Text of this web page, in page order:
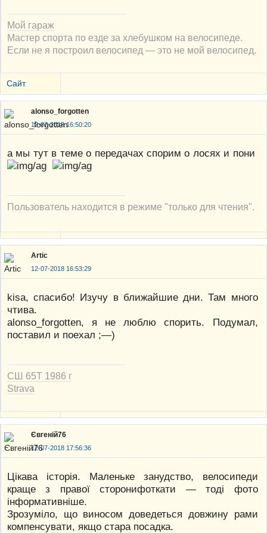
Мой гараж
Мастер спорта по езде за хлебушком на велосипеде.
Если не я построил велосипед — это не мой велосипед.
Сайт
alonso_forgotten
12-07-2018 16:50:20
а мы тут в теме о передачах спорим о лосях и пони
Пользователь находится в режиме "только для чтения".
Artic
12-07-2018 16:53:29
kisa, спасибо! Изучу в ближайшие дни. Там много
чтива.
alonso_forgotten, я не люблю спорить. Подумал,
поставил и поехал ;—)
СШ 65Т 1986 г
Strava
Євгеній76
12-07-2018 17:56:36
Цікава історія. Маленьке занудство, велосипеди
краще з правої сторонифоткати — тоді фото
інформативніше.
Зрозуміло, що виносом доведеться довжину рами
компенсувати, якщо стара посадка.